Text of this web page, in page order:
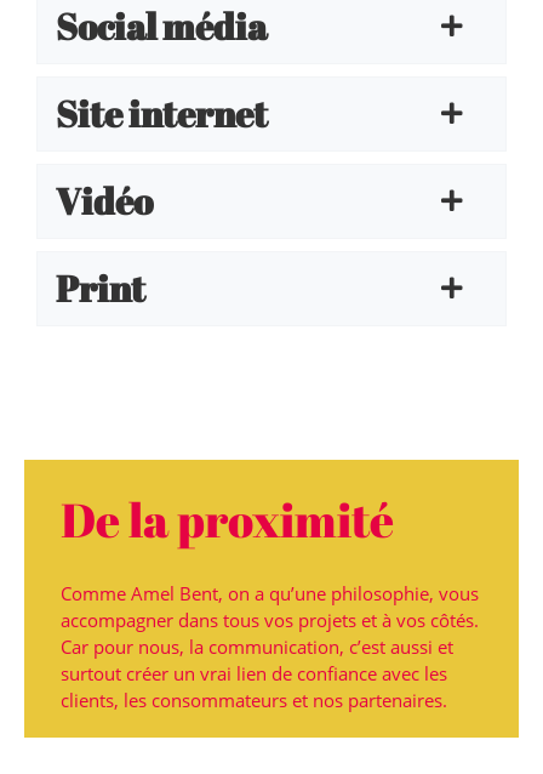
Social média
Site internet
Vidéo
Print
De la proximité
Comme Amel Bent, on a qu’une philosophie, vous
accompagner dans tous vos projets et à vos côtés.
Car pour nous, la communication, c’est aussi et
surtout créer un vrai lien de confiance avec les
clients, les consommateurs et nos partenaires.